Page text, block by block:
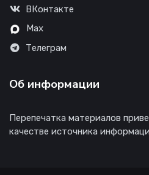
ВКонтакте
Max
Телеграм
Об информации
Перепечатка материалов
качестве источника